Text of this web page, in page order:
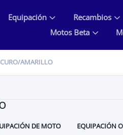
Equipación Recambios
Motos Beta
AMARILLO
DE MOTO EQUIPACIÓN